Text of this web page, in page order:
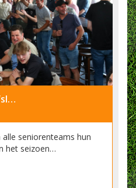
Gezellige seizoensafsluiting
seniorenteams hun
het seizoen…